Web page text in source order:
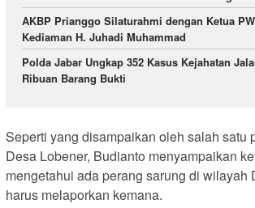
AKBP Prianggo Silaturahmi dengan Ketua
Kediaman H. Juhadi Muhammad
Polda Jabar Ungkap 352 Kasus Kejahatan
Ribuan Barang Bukti
Seperti yang disampaikan oleh salah satu
Desa Lobener, Budianto menyampaikan
mengetahui ada perang sarung di wilayah
harus melaporkan kemana.